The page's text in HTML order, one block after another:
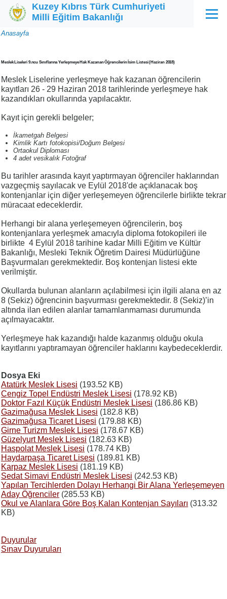
Ana içeriğe atla
Kuzey Kıbrıs Türk Cumhuriyeti
Milli Eğitim Bakanlığı
Menü
Sayfa
Anasayfa
Meslek Liseleri 9.ncu Sınıflarına Yerleşmeye Hak Kazanan Öğrencilerin İsim Listesi (Haziran 2018)
Meslek Liselerine yerleşmeye hak kazanan öğrencilerin
kayıtları 26 - 29 Haziran 2018 tarihlerinde yerleşmeye hak
kazandıkları okullarında yapılacaktır.
Kayıt için gerekli belgeler;
İkametgah Belgesi
Kimlik Kartı fotokopisi/Doğum Belgesi
Ortaokul Diploması
4 adet vesikalık Fotoğraf
Bu tarihler arasında kayıt yaptırmayan öğrenciler haklarından
vazgeçmiş sayılacak ve Eylül 2018'de açıklanacak boş
kontenjanlar için diğer yerleşemeyen öğrencilerle birlikte tekrar
müracaat edeceklerdir.
Herhangi bir alana yerleşemeyen öğrencilerin, boş
kontenjanlara yerleşmek amacıyla diploma fotokopileri ile
birlikte 4 Eylül 2018 tarihine kadar Milli Eğitim ve Kültür
Bakanlığı, Mesleki Teknik Öğretim Dairesi Müdürlüğüne
Başvurmaları gerekmektedir. Boş kontenjan listesi ekte
verilmiştir.
Okullarda bulunan alanların açılabilmesi için ilgili alana en az
8 (Sekiz) öğrencinin başvurması gerekmektedir. 8 (Sekiz)’in
altında ilan edilen alanlar tamamlanmaması durumunda
açılmayacaktır.
Yerleşmeye hak kazandığı halde kazanmış olduğu okula
kayıtlarını yaptıramayan öğrenciler haklarını kaybedeceklerdir.
Dosya Eki
Atatürk Meslek Lisesi (193.52 KB)
Cengiz Topel Endüstri Meslek Lisesi (178.92 KB)
Doktor Fazıl Küçük Endüstri Meslek Lisesi (186.86 KB)
Gazimağusa Meslek Lisesi (182.8 KB)
Gazimağusa Ticaret Lisesi (179.88 KB)
Girne Turizm Meslek Lisesi (178.67 KB)
Güzelyurt Meslek Lisesi (182.63 KB)
Haspolat Meslek Lisesi (178.74 KB)
Haydarpaşa Ticaret Lisesi (189.81 KB)
Karpaz Meslek Lisesi (181.19 KB)
Sedat Simavi Endüstri Meslek Lisesi (242.53 KB)
Yapılan Tercihlerden Dolayı Herhangi Bir Alana Yerleşemeyen
Aday Öğrenciler (285.53 KB)
Okul ve Alanlara Göre Boş Kalan Kontenjan Sayıları (313.32
KB)
Duyurular
Sınav Duyuruları